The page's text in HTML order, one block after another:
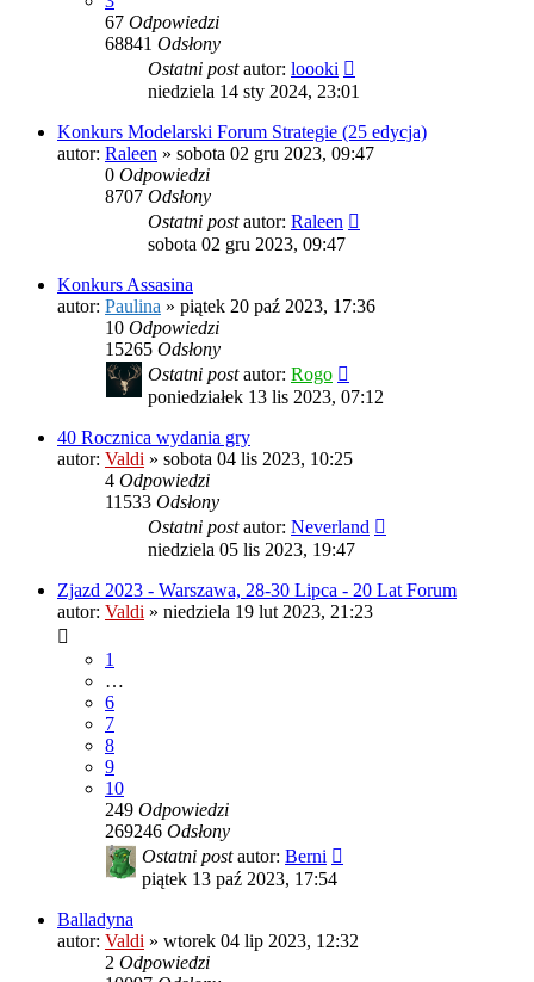
67 Odpowiedzi
68841 Odsłony
Ostatni postautor: loooki
niedziela 14 sty 2024, 23:01
Konkurs Modelarski Forum Strategie (25 edycja)
autor: Raleen » sobota 02 gru 2023, 09:47
0 Odpowiedzi
8707 Odsłony
Ostatni postautor: Raleen
sobota 02 gru 2023, 09:47
Konkurs Assasina
autor: Paulina » piątek 20 paź 2023, 17:36
10 Odpowiedzi
15265 Odsłony
Ostatni postautor: Rogo
poniedziałek 13 lis 2023, 07:12
40 Rocznica wydania gry
autor: Valdi » sobota 04 lis 2023, 10:25
4 Odpowiedzi
11533 Odsłony
Ostatni postautor: Neverland
niedziela 05 lis 2023, 19:47
Zjazd 2023 - Warszawa, 28-30 Lipca - 20 Lat Forum
autor: Valdi » niedziela 19 lut 2023, 21:23
1
…
6
7
8
9
10
249 Odpowiedzi
269246 Odsłony
Ostatni postautor: Berni
piątek 13 paź 2023, 17:54
Balladyna
autor: Valdi » wtorek 04 lip 2023, 12:32
2 Odpowiedzi